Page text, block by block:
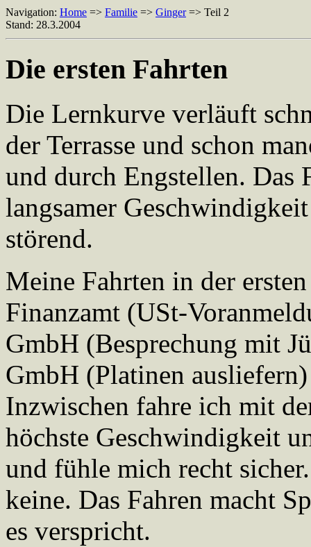
Navigation: Home => Familie => Ginger=> Teil 2
Stand: 28.3.2004
Die ersten Fahrten
Die Lernkurve verläuft
der Terrasse und schon
und durch Engstellen. Das
langsamer
störend.
Meine Fahrten in der
Finanzamt (USt-
GmbH (Besprechung mit
GmbH (Platinen
Inzwischen fahre ich mit
höchste Geschwindigkeit
und fühle mich recht
keine. Das Fahren macht
es verspricht.